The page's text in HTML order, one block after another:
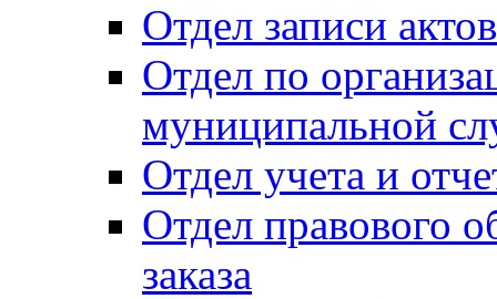
Отдел записи
Отдел по
муниципальной
Отдел учета и
Отдел правового
заказа